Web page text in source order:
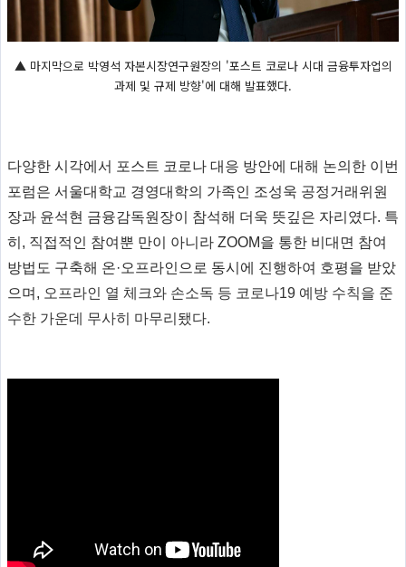
▲ 마지막으로 박영석 자본시장연구원장의 '포스트 코로나 시대 금융투자업의
과제 및 규제 방향'에 대해 발표했다.
다양한 시각에서 포스트 코로나 대응 방안에 대해 논의한 이번
포럼은 서울대학교 경영대학의 가족인 조성욱 공정거래위원
장과 윤석현 금융감독원장이 참석해 더욱 뜻깊은 자리였다. 특
히, 직접적인 참여뿐 만이 아니라 ZOOM을 통한 비대면 참여
방법도 구축해 온·오프라인으로 동시에 진행하여 호평을 받았
으며, 오프라인 열 체크와 손소독 등 코로나19 예방 수칙을 준
수한 가운데 무사히 마무리됐다.